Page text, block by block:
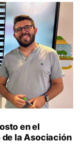
en el
la Asociación